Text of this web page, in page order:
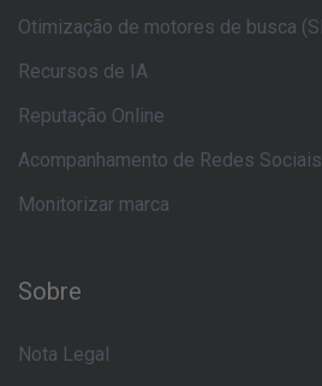
Otimização de motores de busca
Recursos de IA
Reputação Online
Acompanhamento de Redes Sociais
Monitorizar marca
Sobre
Nota Legal